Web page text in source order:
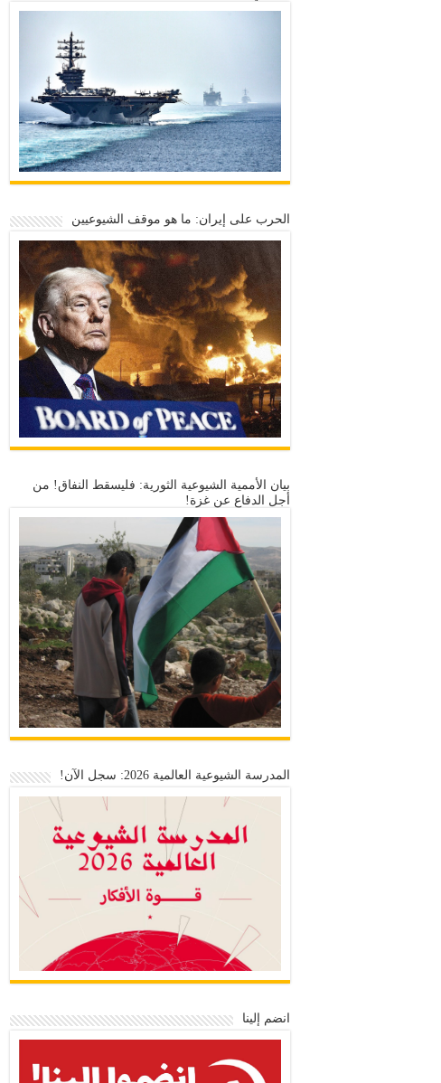
الحرب على إيران: ما هو موقف الشيوعيين
بيان الأممية الشيوعية الثورية: فليسقط النفاق! من
أجل الدفاع عن غزة!
المدرسة الشيوعية العالمية 2026: سجل الآن!
انضم إلينا